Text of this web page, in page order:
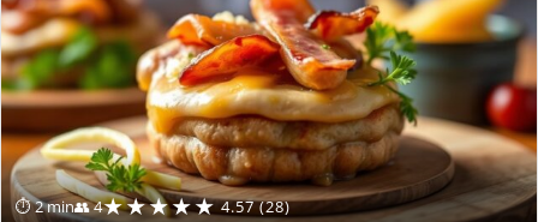
⏱ 2 min👥 4★★★★★ 4.57 (28)